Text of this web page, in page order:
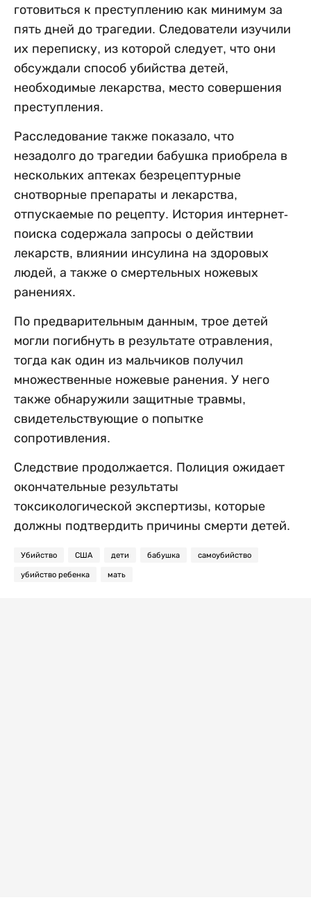
готовиться к преступлению как минимум за
пять дней до трагедии. Следователи изучили
их переписку, из которой следует, что они
обсуждали способ убийства детей,
необходимые лекарства, место совершения
преступления.
Расследование также показало, что
незадолго до трагедии бабушка приобрела в
нескольких аптеках безрецептурные
снотворные препараты и лекарства,
отпускаемые по рецепту. История интернет-
поиска содержала запросы о действии
лекарств, влиянии инсулина на здоровых
людей, а также о смертельных ножевых
ранениях.
По предварительным данным, трое детей
могли погибнуть в результате отравления,
тогда как один из мальчиков получил
множественные ножевые ранения. У него
также обнаружили защитные травмы,
свидетельствующие о попытке
сопротивления.
Следствие продолжается. Полиция ожидает
окончательные результаты
токсикологической экспертизы, которые
должны подтвердить причины смерти детей.
Убийство США дети бабушка самоубийство
убийство ребенка мать